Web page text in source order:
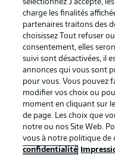
La publicité
Mentions Légales
Déclaration de
confidentialité
Travaux
Impression
sélectionnez J'accepte,
charge les finalités
partenaires traitons des
choisissez Tout refuser
consentement, elles
suivi sont désactivées, il
annonces qui vous sont
pour vous. Vous pouvez
modifier vos choix ou
moment en cliquant sur
de page. Les choix que
notre ou nos Site Web.
vous à notre politique de
confidentialité